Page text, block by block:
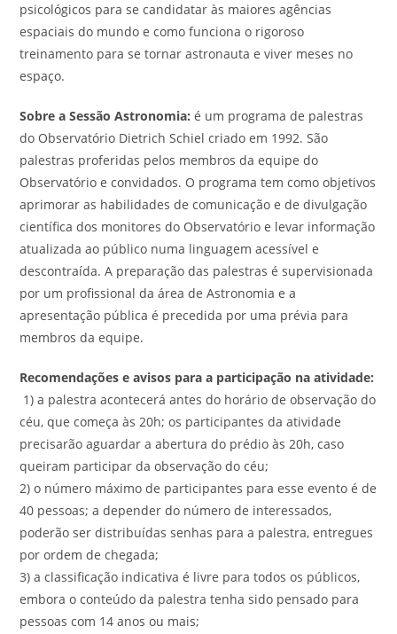
psicológicos para se candidatar às maiores agências
espaciais do mundo e como funciona o rigoroso
treinamento para se tornar astronauta e viver meses no
espaço.
Sobre a Sessão Astronomia: é um programa de palestras
do Observatório Dietrich Schiel criado em 1992. São
palestras proferidas pelos membros da equipe do
Observatório e convidados. O programa tem como objetivos
aprimorar as habilidades de comunicação e de divulgação
científica dos monitores do Observatório e levar informação
atualizada ao público numa linguagem acessível e
descontraída. A preparação das palestras é supervisionada
por um profissional da área de Astronomia e a
apresentação pública é precedida por uma prévia para
membros da equipe.
Recomendações e avisos para a participação na atividade:
1) a palestra acontecerá antes do horário de observação do
céu, que começa às 20h; os participantes da atividade
precisarão aguardar a abertura do prédio às 20h, caso
queiram participar da observação do céu;
2) o número máximo de participantes para esse evento é de
40 pessoas; a depender do número de interessados,
poderão ser distribuídas senhas para a palestra, entregues
por ordem de chegada;
3) a classificação indicativa é livre para todos os públicos,
embora o conteúdo da palestra tenha sido pensado para
pessoas com 14 anos ou mais;